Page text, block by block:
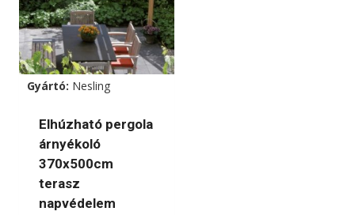
van.
A
változatok
a
termékoldalon
választhatók
ki
Gyártó: Nesling
Elhúzható pergola
árnyékoló
370x500cm
terasz
napvédelem